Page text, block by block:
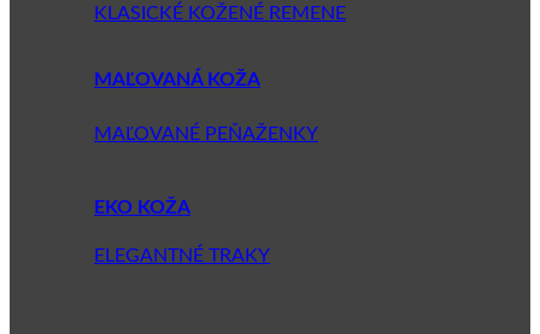
KLASICKÉ KOŽENÉ REMENE
MAĽOVANÁ KOŽA
MAĽOVANÉ PEŇAŽENKY
EKO KOŽA
ELEGANTNÉ TRAKY